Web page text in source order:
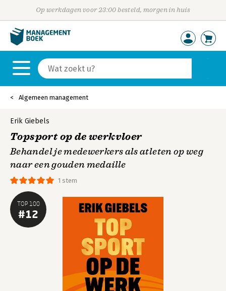
Op werkdagen voor 23:00 besteld, morgen in huis
Algemeen management
TOP 100
#12
1 stem
Erik Giebels
Topsport op de werkvloer
Behandel je medewerkers als atleten op weg
naar een gouden medaille